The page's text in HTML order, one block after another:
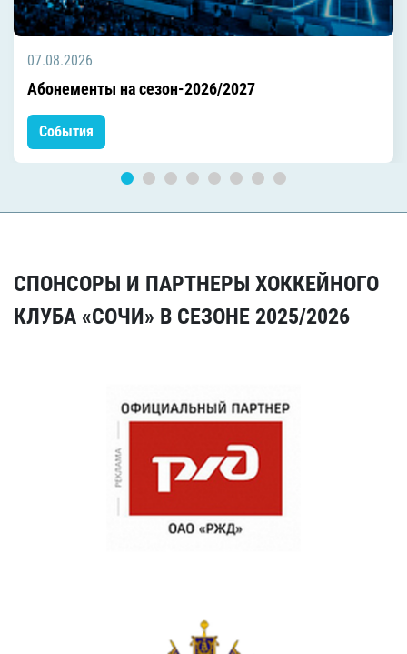
07.08.2026
Абонементы на сезон-2026/2027
События
СПОНСОРЫ И ПАРТНЕРЫ ХОККЕЙНОГО
КЛУБА «СОЧИ» В СЕЗОНЕ 2025/2026